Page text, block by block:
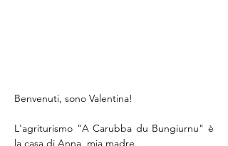
Benvenuti, sono Valentina!
L'agriturismo "A Carubba du Bungiurnu" è
la casa di Anna, mia madre.